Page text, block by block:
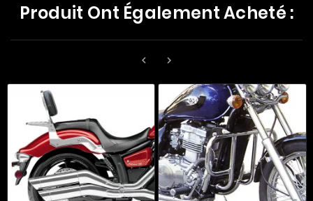
Produit Ont Également Acheté :
 